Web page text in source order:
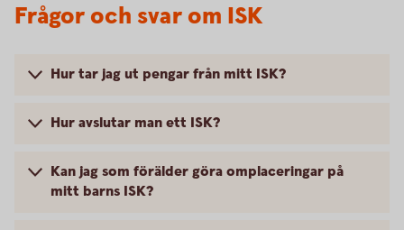
Frågor och svar om ISK
Hur tar jag ut pengar från mitt ISK?
Hur avslutar man ett ISK?
Kan jag som förälder göra omplaceringar på
mitt barns ISK?